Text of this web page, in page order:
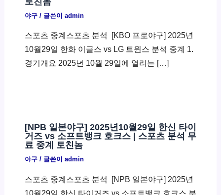
야구/ 글쓴이 admin
스포츠 중계스포츠 분석 ​ [KBO 프로야구] 2025년
10월29일 한화 이글스 vs LG 트윈스 분석 중계 1.
경기개요 2025년 10월 29일에 열리는 […]
[NPB 일본야구] 2025년10월29일 한신 타이
거즈 vs 소프트뱅크 호크스 | 스포츠 분석 무
료 중계 토친놈
야구/ 글쓴이 admin
스포츠 중계스포츠 분석 ​ [NPB 일본야구] 2025년
10월29일 한신 타이거즈 vs 소프트뱅크 호크스 분